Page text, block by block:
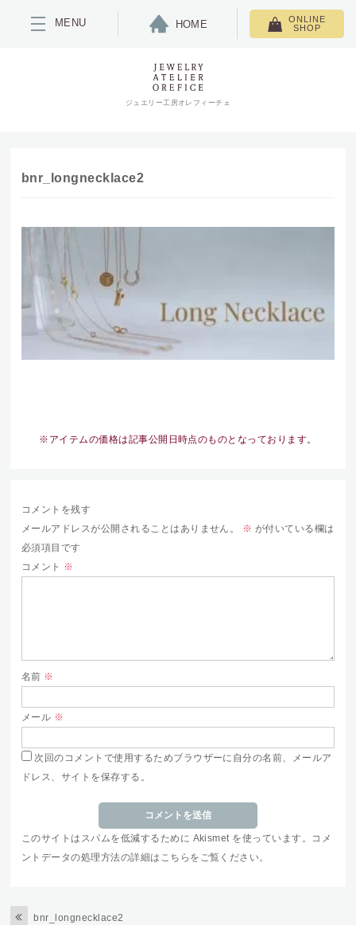
MENU HOME
ONLINE
SHOP
ジュエリー工房オレフィーチェ
bnr_longnecklace2
※アイテムの価格は記事公開日時点のものとなっております。
コメントを残す
メールアドレスが公開されることはありません。
※ が付いている欄は
必須項目です
コメント ※
名前 ※
メール ※
次回のコメントで使用するためブラウザーに自分の名前、メールア
ドレス、サイトを保存する。
このサイトはスパムを低減するために Akismet を使っています。
コメ
ントデータの処理方法の詳細はこちらをご覧ください。
bnr_longnecklace2